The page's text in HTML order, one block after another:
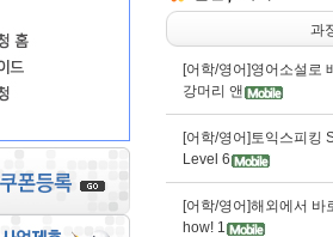
과
[어학/영어]영어소설로
강머리 앤
[어학/영어]토익스피킹
Level 6
[어학/영어]해외에서
how! 1